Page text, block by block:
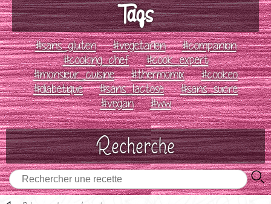
Tags
#sans_gluten #vegetarien
#companion
#cooking_chef
#cook_expert
#monsieur_cuisine
#thermomix
#cookeo
#diabetique
#sans_lactose
#sans_sucre
#vegan
#ww
Recherche